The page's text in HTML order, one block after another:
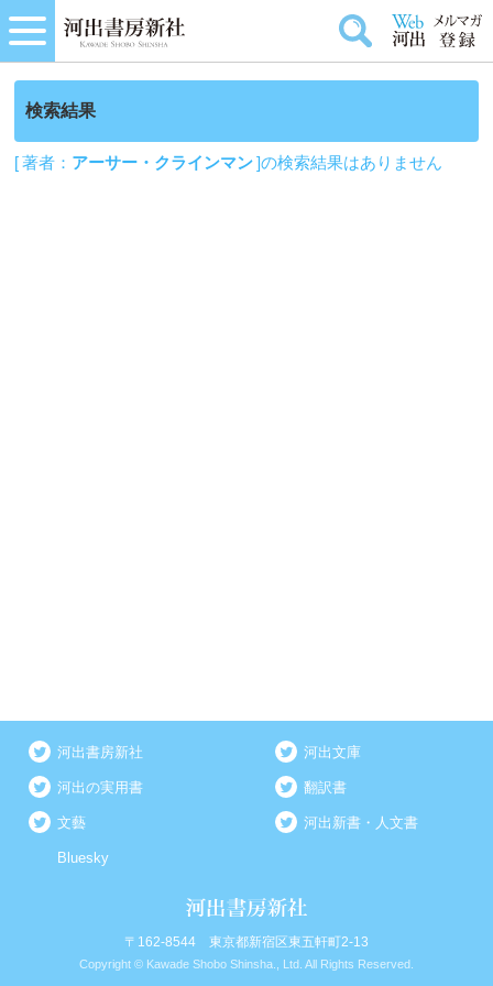
検索結果
[ 著者： アーサー・クラインマン]の検索結果はありません
河出書房新社 河出文庫
河出の実用書 翻訳書
文藝 河出新書・人文書
Bluesky
〒162-8544 東京都新宿区東五軒町2-13
Copyright © Kawade Shobo Shinsha., Ltd. All Rights Reserved.